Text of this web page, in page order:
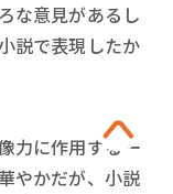
な意見があるし
説で表現したか
力に作用する一
やかだが、小説